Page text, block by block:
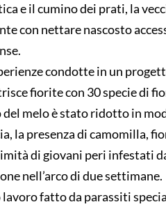
e il cumino dei prati, la
con nettare nascosto
condotte in un
fiorite con 30 specie di
del melo è stato ridotto in
la presenza di camomilla,
di giovani peri infestati
nell’arco di due settimane.
fatto da parassiti